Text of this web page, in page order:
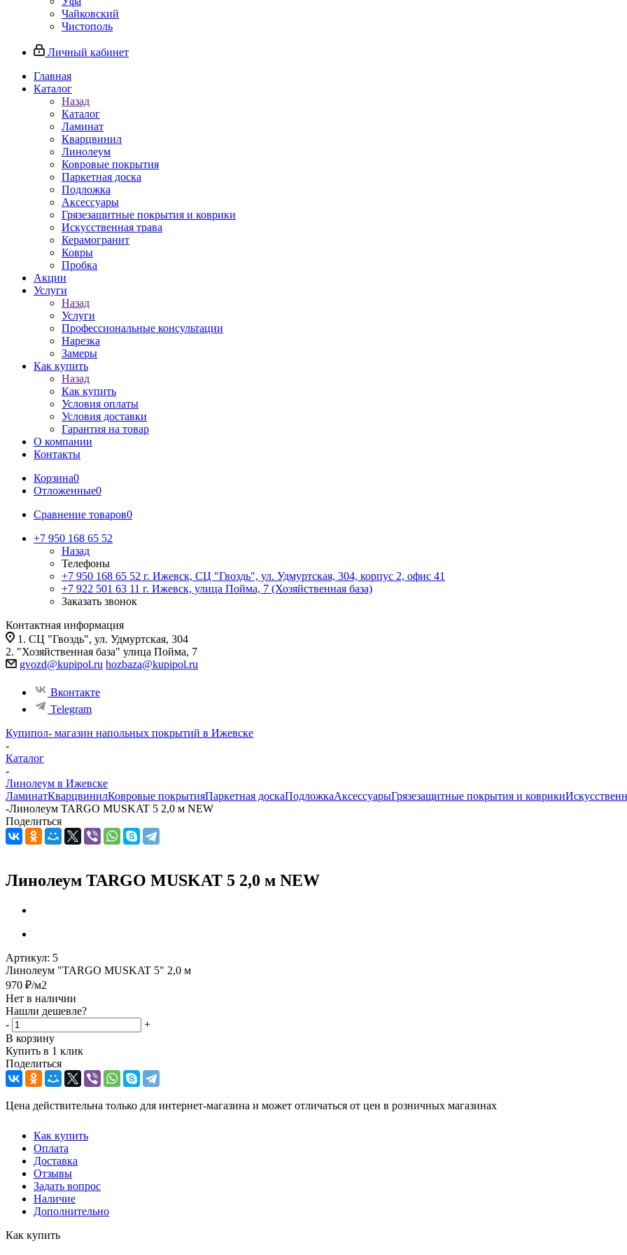
Чайковский
Чистополь
Личный кабинет
Главная
Каталог
Назад
Каталог
Ламинат
Кварцвинил
Линолеум
Ковровые покрытия
Паркетная доска
Подложка
Аксессуары
Грязезащитные покрытия и коврики
Искусственная трава
Керамогранит
Ковры
Пробка
Акции
Услуги
Назад
Услуги
Профессиональные консультации
Нарезка
Замеры
Как купить
Назад
Как купить
Условия оплаты
Условия доставки
Гарантия на товар
О компании
Контакты
Корзина0
Отложенные0
Сравнение товаров0
+7 950 168 65 52
Назад
Телефоны
+7 950 168 65 52 г. Ижевск, СЦ "Гвоздь", ул. Удмуртская, 304, корпус 2, офис 41
+7 922 501 63 11 г. Ижевск, улица Пойма, 7 (Хозяйственная база)
Заказать звонок
Контактная информация
1. СЦ "Гвоздь", ул. Удмуртская, 304
2. "Хозяйственная база" улица Пойма, 7
gvozd@kupipol.ru hozbaza@kupipol.ru
Вконтакте
Telegram
Купипол- магазин напольных покрытий в Ижевске
-
Каталог
-
Линолеум в Ижевске
ЛаминатКварцвинилКовровые покрытияПаркетная доскаПодложкаАксессуарыГрязезащитные покрытия и коврики
-Линолеум TARGO MUSKAT 5 2,0 м NEW
Поделиться
Линолеум TARGO MUSKAT 5 2,0 м NEW
Артикул: 5
Линолеум "TARGO MUSKAT 5" 2,0 м
970 ₽/м2
Нет в наличии
Нашли дешевле?
-
+
В корзину
Купить в 1 клик
Поделиться
Цена действительна только для интернет-магазина и может отличаться от цен в розничных магазинах
Как купить
Оплата
Доставка
Отзывы
Задать вопрос
Наличие
Дополнительно
Как купить